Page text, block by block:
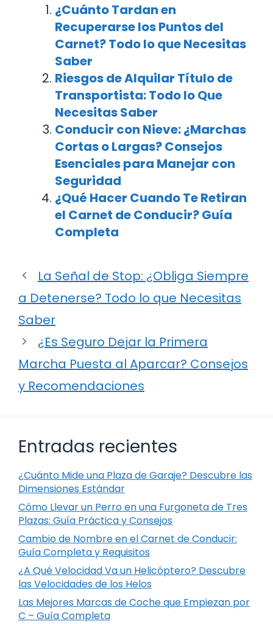
¿Cuánto Tardan en
Recuperarse los Puntos del
Carnet? Todo lo que Necesitas
Saber
Riesgos de Alquilar Título de
Transportista: Todo lo Que
Necesitas Saber
Conducir con Nieve: ¿Marchas
Cortas o Largas? Consejos
Esenciales para Manejar con
Seguridad
¿Qué Hacer Cuando Te Retiran
el Carnet de Conducir? Guía
Completa
La Señal de Stop: ¿Obliga Siempre
a Detenerse? Todo lo que Necesitas
Saber
¿Es Seguro Dejar la Primera
Marcha Puesta al Aparcar? Consejos
y Recomendaciones
Entradas recientes
¿Cuánto Mide una Plaza de Garaje? Descubre las
Dimensiones Estándar
Cómo Llevar un Perro en una Furgoneta de Tres
Plazas: Guía Práctica y Consejos
Cambio de Nombre en el Carnet de Conducir:
Guía Completa y Requisitos
¿A Qué Velocidad Va un Helicóptero? Descubre
las Velocidades de los Helos
Las Mejores Marcas de Coche que Empiezan por
C – Guía Completa